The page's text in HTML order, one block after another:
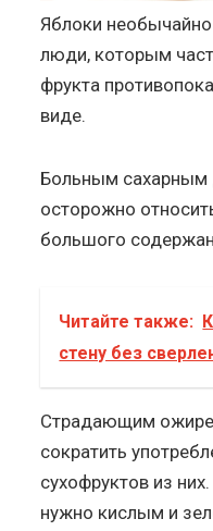
Яблоки
люди, которым
фрукта
виде.
Больным сахарным
осторожно
большого
Читайте также:
стену без
Страдающим
сократить
сухофруктов из
нужно кислым и